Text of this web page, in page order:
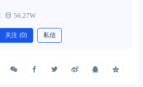
56.27W
关注 (0) 私信